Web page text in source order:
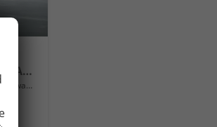
Life 16" Alufelgen "Norfolk", Adaptiver Tempomat ACC, Sicht-Paket, Digital Cockpit Pro, LED-Scheinwerfer, Radio Composition 10,3" + Wireless App-Connect, Parksensoren vorne und hinten, Climatronic, M-Lederlenkrad, Reserverad uvm.